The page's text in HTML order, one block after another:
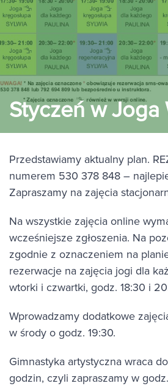
Styczeń w Joga
Przedstawiamy aktualny plan.
numerem 530 378 848 –
Zapraszamy na zajęcia
Na wszystkie zajęcia online
wcześniejsze zgłoszenia. Na
zgodnie z oznaczeniem na
rezerwacje na zajęcia jogi dla
wtorki i czwartki, godz. 18:30 i
Wprowadzamy dodatkowe
w środy o godz. 19:30.
Gimnastyka artystyczna wraca
godzin, czyli zapraszamy w